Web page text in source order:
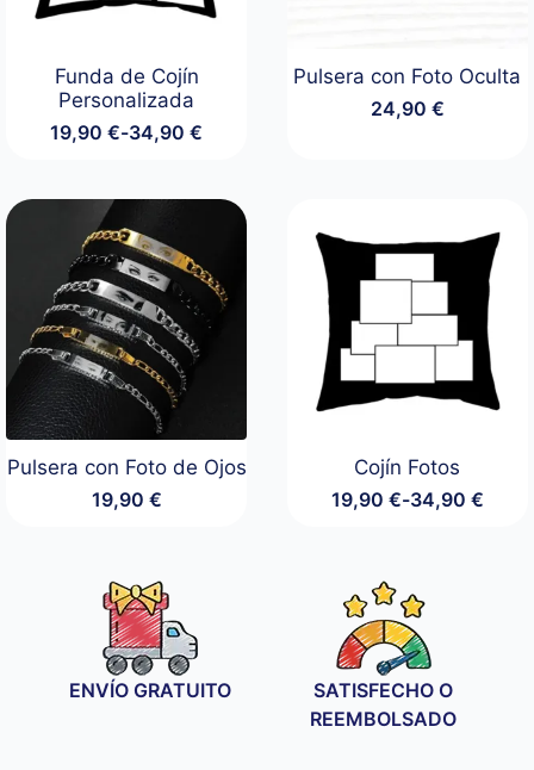
Funda de Cojín
Personalizada
19,90€-34,90€
Rango
19,90 €
hasta
34,90 €
Pulsera con Foto Oculta
24,90 €
Pulsera con Foto de Ojos
19,90 €
Cojín Fotos
19,90 €-34,90 €
Rango
19,90 €
hasta
34,90 €
ENVÍO GRATUITO
SATISFECHO O
REEMBOLSADO